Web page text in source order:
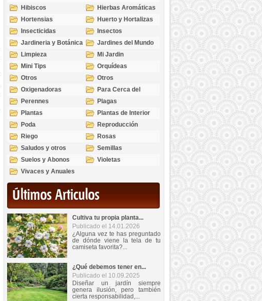
Hibiscos
Hierbas Aromáticas
Hortensias
Huerto y Hortalizas
Insecticidas
Insectos
Jardineria y Botánica
Jardines del Mundo
Limpieza
Mi Jardin
Mini Tips
Orquídeas
Otros
Otros
Oxigenadoras
Para Cerca del
Estanque
Perennes
Plagas
Plantas
Plantas de Interior
Poda
Reproducción
Riego
Rosas
Saludos y otros
temas
Semillas
Suelos y Abonos
Violetas
Vivaces y Anuales
Últimos Articulos
Cultiva tu propia planta...
Publicado el 14.01.2026
¿Alguna vez te has preguntado
de dónde viene la tela de tu
camiseta favorita?...
¿Qué debemos tener en...
Publicado el 10.09.2025
Diseñar un jardín siempre
genera ilusión, pero también
cierta responsabilidad,...